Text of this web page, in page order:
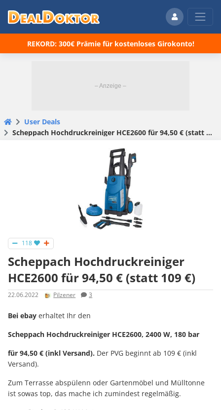
REKORD: 300€ Prämie für kostenloses Girokonto!
User Deals
Scheppach Hochdruckreiniger HCE2600 für 94,50 € (statt 109 €)
118
Scheppach Hochdruckreiniger
HCE2600 für 94,50 € (statt 109 €)
22.06.2022 Pilzener 3
Bei ebay erhaltet Ihr den
Scheppach Hochdruckreiniger HCE2600, 2400 W, 180 bar
für 94,50 € (inkl Versand). Der PVG beginnt ab 109 € (inkl
Versand).
Zum Terrasse abspülenn oder Gartenmöbel und Mülltonne
ist sowas top, das mache ich zumindest regelmäßig.